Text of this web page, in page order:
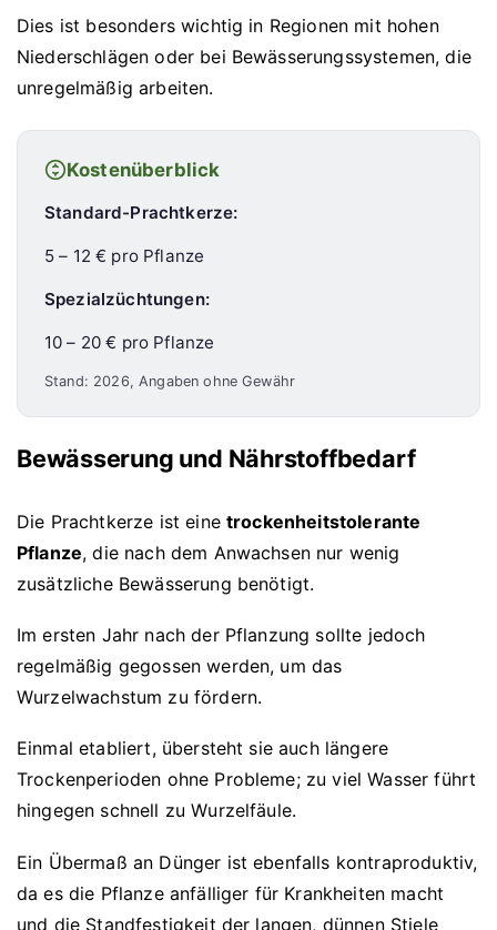
Dies ist besonders wichtig in Regionen mit hohen
Niederschlägen oder bei Bewässerungssystemen, die
unregelmäßig arbeiten.
Kostenüberblick
Standard-Prachtkerze:
5 – 12 € pro Pflanze
Spezialzüchtungen:
10 – 20 € pro Pflanze
Stand: 2026, Angaben ohne Gewähr
Bewässerung und Nährstoffbedarf
Die Prachtkerze ist eine trockenheitstolerante
Pflanze, die nach dem Anwachsen nur wenig
zusätzliche Bewässerung benötigt.
Im ersten Jahr nach der Pflanzung sollte jedoch
regelmäßig gegossen werden, um das
Wurzelwachstum zu fördern.
Einmal etabliert, übersteht sie auch längere
Trockenperioden ohne Probleme; zu viel Wasser führt
hingegen schnell zu Wurzelfäule.
Ein Übermaß an Dünger ist ebenfalls kontraproduktiv,
da es die Pflanze anfälliger für Krankheiten macht
und die Standfestigkeit der langen, dünnen Stiele